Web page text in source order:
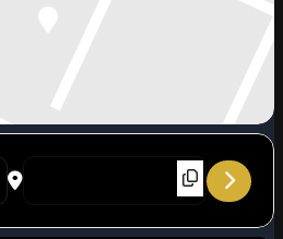
- Tribute to Michel Petrucciani -
Destination Address - Tribute to